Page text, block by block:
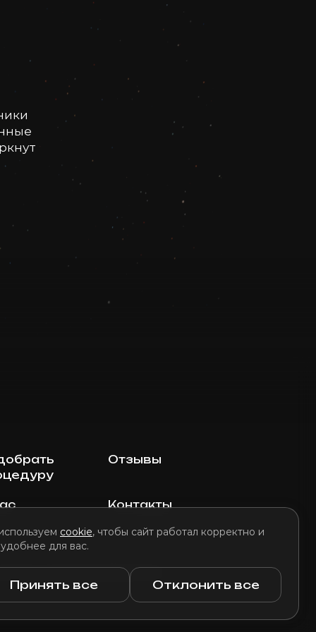
cookie, чтобы сайт работал корректно и
для вас.
Принять все Отклонить все
Отзывы
Контакты
использования файлов cookie